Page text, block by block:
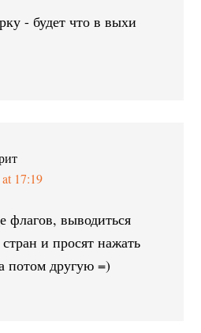
- будет что в выхи
17:19
флагов, выводиться
и просят нажать
потом другую =)